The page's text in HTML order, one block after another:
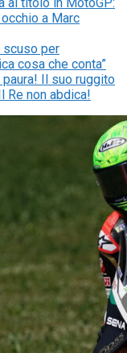
a Marc
scuso per
cosa che conta”
Il suo ruggito
Re non abdica!